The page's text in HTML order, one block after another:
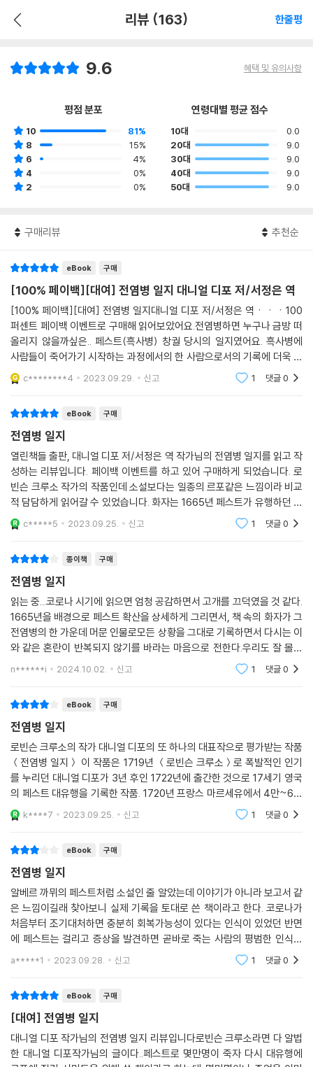
리뷰 (163) 한줄평
9.6 혜택 및 유의사항
평점 분포
10
81%
8
15%
6
4%
4
0%
2
0%
연령대별 평균 점수
10대
0.0
20대
9.0
30대
9.0
40대
9.0
50대
9.0
구매리뷰 추천순
eBook 구매
[100% 페이백][대여] 전염병 일지 대니얼 디포 저/서정은 역
[100% 페이백][대여] 전염병 일지대니얼 디포 저/서정은 역ㆍㆍㆍ100
퍼센트 페이백 이벤트로 구매해 읽어보았어요.전염병하면 누구나 금방 떠
올리지 않을까싶은.. 페스트(흑사병) 창궐 당시의 일지였어요. 흑사병에
사람들이 죽어가기 시작하는 과정에서의 한 사람으로서의 기록에 더욱 그
상황에 몰입하면서 읽을 수 있었어요. 흑사병이란 걸 처음 알았을 당시에
도 무시무시하다고 느꼈
c********4 2023.09.29. 신고 1 댓글0
eBook 구매
전염병 일지
열린책들 출판, 대니얼 디포 저/서정은 역 작가님의 전염병 일지를 읽고 작
성하는 리뷰입니다. 페이백 이벤트를 하고 있어 구매하게 되었습니다. 로
빈슨 크루소 작가의 작품인데 소설보다는 일종의 르포같은 느낌이라 비교
적 담담하게 읽어갈 수 있었습니다. 화자는 1665년 페스트가 유행하던 시
기의 평범한 런던 시민으로 사회 전체를 조망하며 어떻게 위기를 극복해야
하는지를 설명합
c*****5 2023.09.25. 신고 1 댓글0
종이책 구매
전염병 일지
읽는 중...코로나 시기에 읽으면 엄청 공감하면서 고개를 끄덕였을 것 같다.
1665년을 배경으로 페스트 확산을 상세하게 그리면서, 책 속의 화자가 그
전염병의 한 가운데 머문 인물로모든 상황을 그대로 기록하면서 다시는 이
와 같은 혼란이 반복되지 않기를 바라는 마음으로 전한다.우리도 잘 몰랐
던 상황에서 우왕좌왕, 아무런 준비도 없이 닥친 감염병 시대를 힘들게 건
n******i 2024.10.02. 신고 1 댓글0
eBook 구매
전염병 일지
로빈슨 크루소의 작가 대니얼 디포의 또 하나의 대표작으로 평가받는 작품
＜전염병 일지＞ 이 작품은 1719년 ＜로빈슨 크루소＞로 폭발적인 인기
를 누리던 대니얼 디포가 3년 후인 1722년에 출간한 것으로 17세기 영국
의 페스트 대유행을 기록한 작품. 1720년 프랑스 마르세유에서 4만~6만
명의 페스트 추정 사망자가 발생하자, 1665년 10만여 명을 페스트로 잃었
던 영국은 또다시 극심
k****7 2023.09.25. 신고 1 댓글0
eBook 구매
전염병 일지
알베르 까뮈의 페스트처럼 소설인 줄 알았는데 이야기가 아니라 보고서 같
은 느낌이길래 찾아보니 실제 기록을 토대로 쓴 책이라고 한다. 코로나가
처음부터 조기대처하면 충분히 회복가능성이 있다는 인식이 있었던 반면
에 페스트는 걸리고 증상을 발견하면 곧바로 죽는 사람의 평범한 인식을
벗어난 듯한 병이다보니 딸의 다리에서 반점을 발견하고 괴로움과 충격에
a*****1 2023.09.28. 신고 1 댓글0
eBook 구매
[대여] 전염병 일지
대니얼 디포 작가님의 전염병 일지 리뷰입니다로빈슨 크루소라면 다 알법
한 대니얼 디포작가님의 글이다..페스트로 몇만명이 죽자 다시 대유행에